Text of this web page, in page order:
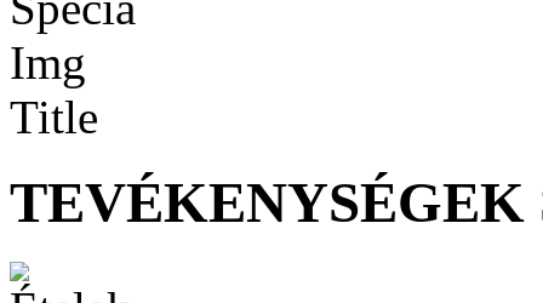
TEVÉKENYSÉGEK